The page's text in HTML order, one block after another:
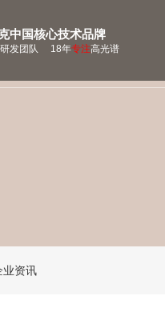
中国核心技术品牌
研发团队 18年专注高光谱
业资讯